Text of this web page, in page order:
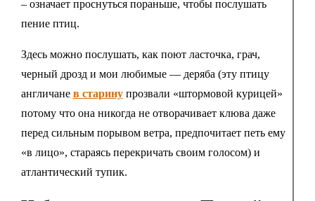
– означает проснуться пораньше, чтобы послушать
пение птиц.
Здесь можно послушать, как поют ласточка, грач,
черный дрозд и мои любимые — деряба (эту птицу
англичане в старинупрозвали «штормовой курицей»
потому что она никогда не отворачивает клюва даже
перед сильным порывом ветра, предпочитает петь ему
«в лицо», стараясь перекричать своим голосом) и
атлантический тупик.